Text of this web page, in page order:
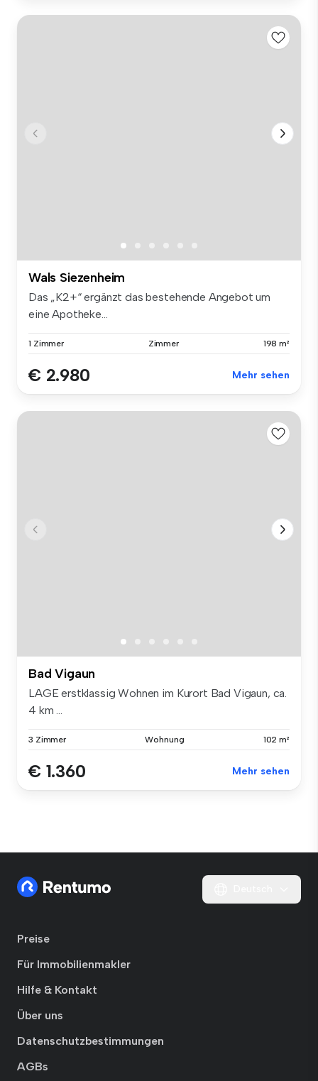
Wals Siezenheim
Das „K2+“ ergänzt das bestehende Angebot um
eine Apotheke...
1 Zimmer Zimmer 198 m²
€ 2.980 Mehr sehen
Bad Vigaun
LAGE erstklassig Wohnen im Kurort Bad Vigaun, ca.
4 km ...
3 Zimmer Wohnung 102 m²
€ 1.360 Mehr sehen
Preise
Für Immobilienmakler
Hilfe & Kontakt
Über uns
Datenschutzbestimmungen
AGBs